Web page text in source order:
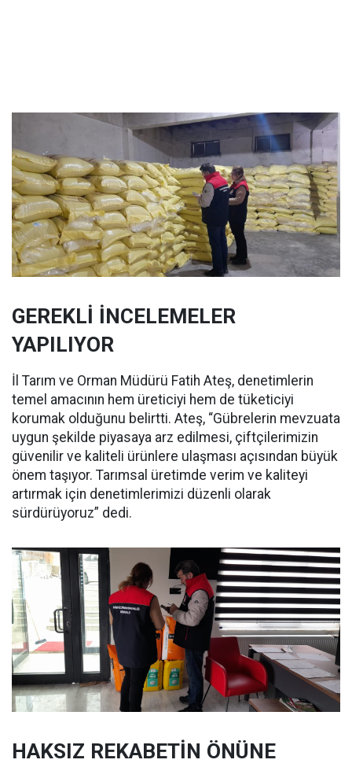
GEREKLİ İNCELEMELER
YAPILIYOR
İl Tarım ve Orman Müdürü Fatih Ateş, denetimlerin
temel amacının hem üreticiyi hem de tüketiciyi
korumak olduğunu belirtti. Ateş, “Gübrelerin mevzuata
uygun şekilde piyasaya arz edilmesi, çiftçilerimizin
güvenilir ve kaliteli ürünlere ulaşması açısından büyük
önem taşıyor. Tarımsal üretimde verim ve kaliteyi
artırmak için denetimlerimizi düzenli olarak
sürdürüyoruz” dedi.
HAKSIZ REKABETİN ÖNÜNE